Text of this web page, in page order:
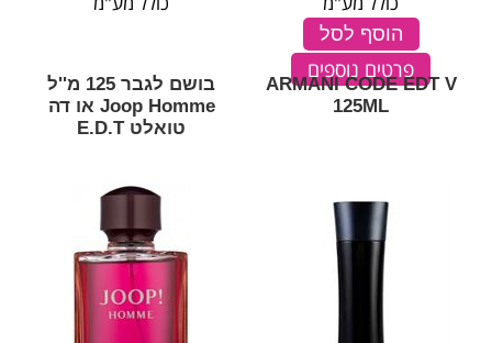
הוסף לסל
פרטים נוספים
ARMANI CODE EDT V
125ML
בושם לגבר 125 מ''ל
Joop Homme או דה
טואלט E.D.T